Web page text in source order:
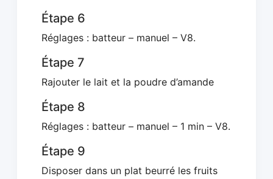
Étape 6
Réglages : batteur – manuel – V8.
Étape 7
Rajouter le lait et la poudre d’amande
Étape 8
Réglages : batteur – manuel – 1 min – V8.
Étape 9
Disposer dans un plat beurré les fruits